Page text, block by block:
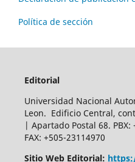
Política de sección
Editorial
Universidad Nacional
Leon. Edificio Central,
| Apartado Postal 68. PBX:
FAX: +505-23114970
Sitio Web Editorial: